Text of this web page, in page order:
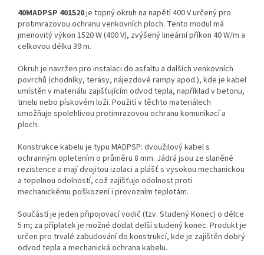
40MADPSP 401520je topný okruh na napětí 400 V určený pro
protimrazovou ochranu venkovních ploch. Tento modul má
jmenovitý výkon 1520 W (400 V), zvýšený lineární příkon 40 W/m a
celkovou délku 39 m.
Okruh je navržen pro instalaci do asfaltu a dalších venkovních
povrchů (chodníky, terasy, nájezdové rampy apod.), kde je kabel
umístěn v materiálu zajišťujícím odvod tepla, například v betonu,
tmelu nebo pískovém loži. Použití v těchto materiálech
umožňuje spolehlivou protimrazovou ochranu komunikací a
ploch.
Konstrukce kabelu je typu MADPSP: dvoužilový kabel s
ochranným opletením o průměru 8 mm. Jádrá jsou ze slaněné
rezistence a mají dvojitou izolaci a plášť s vysokou mechanickou
a tepelnou odolností, což zajišťuje odolnost proti
mechanickému poškození i provozním teplotám.
Součástí je jeden připojovací vodič (tzv. Studený Konec) o délce
5 m; za příplatek je možné dodat delší studený konec. Produkt je
určen pro trvalé zabudování do konstrukcí, kde je zajištěn dobrý
odvod tepla a mechanická ochrana kabelu.